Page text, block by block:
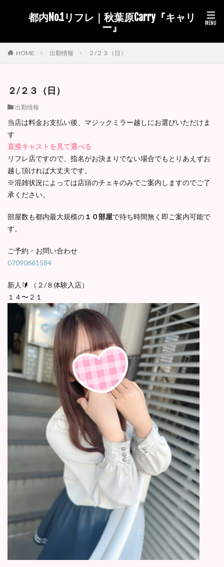
都内No.1リフレ｜秋葉原Carry『キャリ
ー』
HOME 出勤情報 ２/２３（日）
２/２３（日）
出勤情報
当店は料金お支払い後、マジックミラー越しにお選びいただけま
す
直接キャストを見て選べる
リフレ店ですので、指名がお決まりでない場合でもとりあえずお
越し頂ければ大丈夫です。
※混雑状況によっては店頭のチェキのみでご案内しますのでご了
承ください。
部屋数も都内最大規模の１０部屋で待ち時間無く即ご案内可能で
す。
ご予約・お問い合わせ
07090661584
新人🔰 （２/８体験入店）
１４〜２１